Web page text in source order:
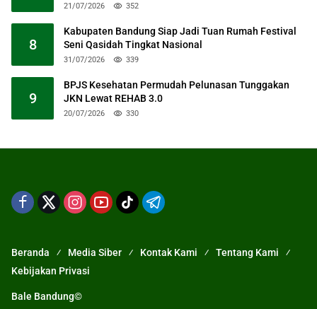
21/07/2026 352
8
Kabupaten Bandung Siap Jadi Tuan Rumah Festival
Seni Qasidah Tingkat Nasional
31/07/2026 339
9
BPJS Kesehatan Permudah Pelunasan Tunggakan
JKN Lewat REHAB 3.0
20/07/2026 330
Beranda Media Siber Kontak Kami
Tentang Kami
Kebijakan Privasi
Bale Bandung©